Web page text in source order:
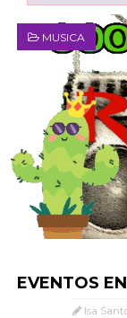
MUSICA
EVENTOS
Isa